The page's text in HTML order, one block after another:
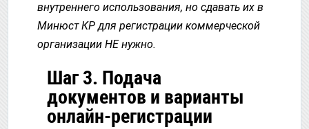
внутреннего использования, но сдавать их в
Минюст КР для регистрации коммерческой
организации НЕ нужно.
Шаг 3. Подача
документов и варианты
онлайн-регистрации